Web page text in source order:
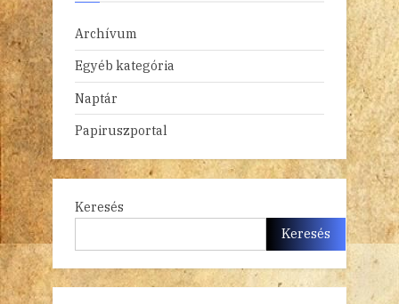
Archívum
Egyéb kategória
Naptár
Papiruszportal
Keresés
Keresés